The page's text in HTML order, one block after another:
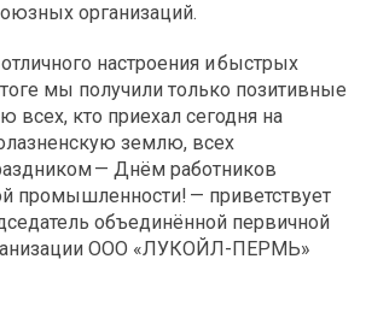
организаций.
настроения и быстрых
мы получили только позитивные
всех, кто приехал сегодня на
землю, всех
— Днём работников
промышленности! — приветствует
объединённой первичной
ООО «ЛУКОЙЛ-ПЕРМЬ»